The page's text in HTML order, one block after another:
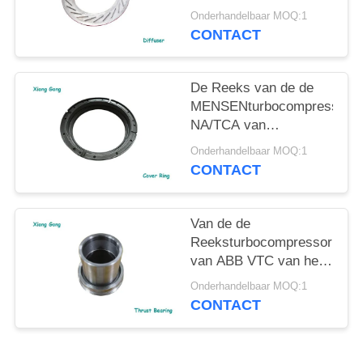
Martine Turbocharger
NA/TCA Reeks
Onderhandelbaar MOQ:1
CONTACT
De Reeks van de de
MENSENturbocompressor
NA/TCA van
dekkingsring
turbocharger repair kit
Onderhandelbaar MOQ:1
CONTACT
Van de de
Reeksturbocompressor
van ABB VTC van het
de Duwlager de Delen
van de de
Onderhandelbaar MOQ:1
CONTACT